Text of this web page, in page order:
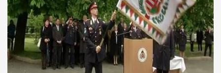
Erdélyi Krisztián ezredes, Vas megyei katasztrófavédelmi
igazgató
,,Az igénye nem volt más a tűzoltóknak, hogy egy közel 170
éves történelmi zászló visszakerüljön arra a helyre, ahol
kezdte pályafutását, ide, Szombathelyre.”